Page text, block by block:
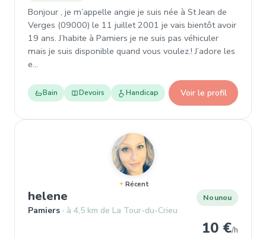
Bonjour , je m’appelle angie je suis née à St Jean de
Verges (09000) le 11 juillet 2001 je vais bientôt avoir
19 ans. J’habite à Pamiers je ne suis pas véhiculer
mais je suis disponible quand vous voulez.! J’adore les
e…
Bain Devoirs Handicap Voir le profil
Récent
helene
Pamiers à 4,5 km de La Tour-du-Crieu
Nounou
10 €/h